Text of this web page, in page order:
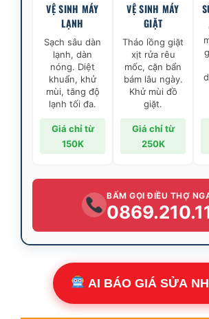
VỆ SINH MÁY
LẠNH
Sạch sâu dàn
lạnh, dàn
nóng. Diệt
khuẩn, khử
mùi, tăng độ
lạnh tối đa.
Giá chỉ từ
150K
VỆ SINH MÁY
GIẶT
Tháo lồng giặt
xịt rửa rêu
mốc, cặn bẩn
bám lâu ngày.
Khử mùi đồ
giặt.
Giá chỉ từ
250K
BẤM GỌI ĐIỀU THỢ
AI BÁO GIÁ SỬA